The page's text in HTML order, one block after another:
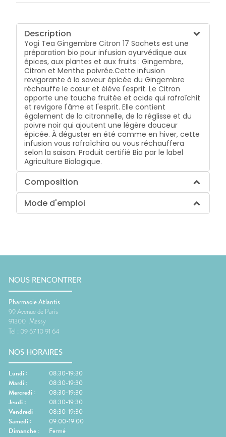
Description
Yogi Tea Gingembre Citron 17 Sachets est une
préparation bio pour infusion ayurvédique aux
épices, aux plantes et aux fruits : Gingembre,
Citron et Menthe poivrée.Cette infusion
revigorante à la saveur épicée du Gingembre
réchauffe le cœur et élève l'esprit. Le Citron
apporte une touche fruitée et acide qui rafraîchit
et revigore l'âme et l'esprit. Elle contient
également de la citronnelle, de la réglisse et du
poivre noir qui ajoutent une légère douceur
épicée. À déguster en été comme en hiver, cette
infusion vous rafraîchira ou vous réchauffera
selon la saison. Produit certifié Bio par le label
Agriculture Biologique.
Composition
Mode d'emploi
NOUS RENCONTRER
Pharmacie Atlantis
99 Avenue de Paris
91300 Massy
Tel : 09 67 10 91 64
NOS HORAIRES
Lundi :
08:30-19:30
Mardi :
08:30-19:30
Mercredi :
08:30-19:30
Jeudi :
08:30-19:30
Vendredi :
08:30-19:30
Samedi :
09:00-19:00
Dimanche : Fermé